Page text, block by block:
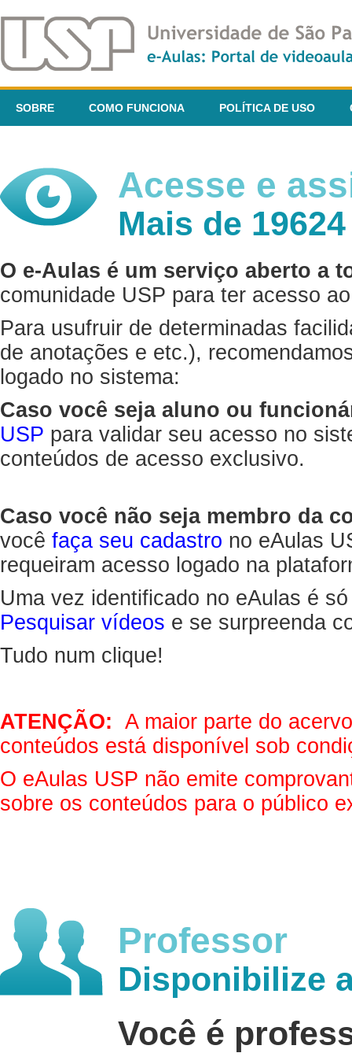
SOBRE COMO FUNCIONA POLÍTICA DE USO
Acesse e
Mais de
O e-Aulas é um serviço aberto a
comunidade USP para ter acesso
Para usufruir de determinadas
de anotações e etc.),
logado no sistema:
Caso você seja aluno ou
USP para validar seu acesso no
conteúdos de acesso exclusivo.
Caso você não seja membro da
você faça seu cadastro no eAulas
requeiram acesso logado na
Uma vez identificado no eAulas é
Pesquisar vídeos e se surpreenda
Tudo num clique!
ATENÇÃO: A maior parte do
conteúdos está disponível sob
O eAulas USP não emite
sobre os conteúdos para o público
Professor
Disponibilize
Você é